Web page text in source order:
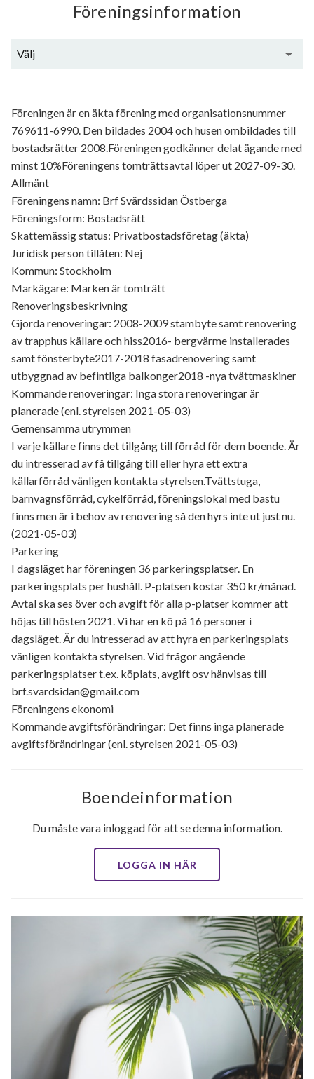
Föreningsinformation
Välj
Föreningen är en äkta förening med organisationsnummer
769611-6990. Den bildades 2004 och husen ombildades till
bostadsrätter 2008.Föreningen godkänner delat ägande med
minst 10%Föreningens tomträttsavtal löper ut 2027-09-30.
Allmänt
Föreningens namn: Brf Svärdssidan Östberga
Föreningsform: Bostadsrätt
Skattemässig status: Privatbostadsföretag (äkta)
Juridisk person tillåten: Nej
Kommun: Stockholm
Markägare: Marken är tomträtt
Renoveringsbeskrivning
Gjorda renoveringar: 2008-2009 stambyte samt renovering
av trapphus källare och hiss2016- bergvärme installerades
samt fönsterbyte2017-2018 fasadrenovering samt
utbyggnad av befintliga balkonger2018 -nya tvättmaskiner
Kommande renoveringar: Inga stora renoveringar är
planerade (enl. styrelsen 2021-05-03)
Gemensamma utrymmen
I varje källare finns det tillgång till förråd för dem boende. Är
du intresserad av få tillgång till eller hyra ett extra
källarförråd vänligen kontakta styrelsen.Tvättstuga,
barnvagnsförråd, cykelförråd, föreningslokal med bastu
finns men är i behov av renovering så den hyrs inte ut just nu.
(2021-05-03)
Parkering
I dagsläget har föreningen 36 parkeringsplatser. En
parkeringsplats per hushåll. P-platsen kostar 350 kr/månad.
Avtal ska ses över och avgift för alla p-platser kommer att
höjas till hösten 2021. Vi har en kö på 16 personer i
dagsläget. Är du intresserad av att hyra en parkeringsplats
vänligen kontakta styrelsen. Vid frågor angående
parkeringsplatser t.ex. köplats, avgift osv hänvisas till
brf.svardsidan@gmail.com
Föreningens ekonomi
Kommande avgiftsförändringar: Det finns inga planerade
avgiftsförändringar (enl. styrelsen 2021-05-03)
Boendeinformation
Du måste vara inloggad för att se denna information.
LOGGA IN HÄR